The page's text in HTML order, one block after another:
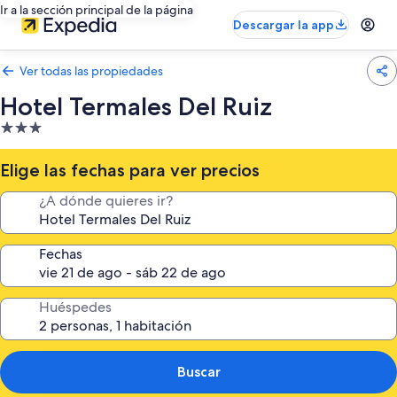
Ir a la sección principal de la página
Descargar la app
Ver todas las propiedades
Hotel Termales Del Ruiz
Propiedad
de
3.0
estrellas
Elige las fechas para ver precios
¿A dónde quieres ir?
Fechas
Huéspedes
Buscar